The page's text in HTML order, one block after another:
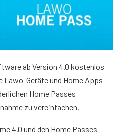
ab Version 4.0 kostenlos
Geräte und Home Apps
Home Passes
zu vereinfachen.
4.0 und den Home Passes